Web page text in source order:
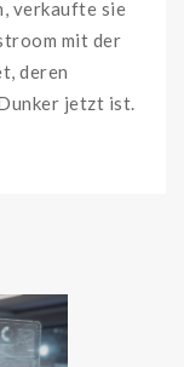
verkaufte sie
mit der
deren
jetzt ist.